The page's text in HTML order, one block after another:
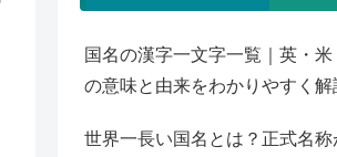
国名の漢字一文字一覧｜英・
の意味と由来をわかりやすく解
世界一長い国名とは？正式名